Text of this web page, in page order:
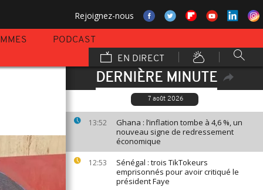
Rejoignez-nous
PODCAST
EN DIRECT
DERNIÈRE MINUTE
7 août 2026
13:52
Ghana : l’inflation tombe à 4,6 %, un
nouveau signe de redressement
économique
12:53
Sénégal : trois TikTokeurs
emprisonnés pour avoir critiqué le
président Faye